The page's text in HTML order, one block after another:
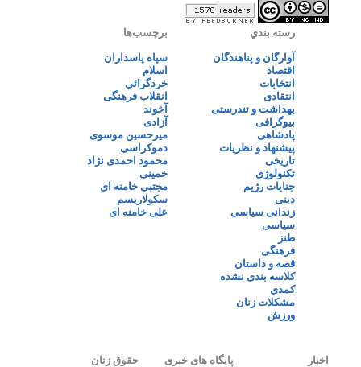
رسته بندي
آوارگان و پناهندگان
اقتصاد
انتخابات
انتقادی
بهداشت و تندرستی
بیوگرافی
پادشاهی
پیشنهاد و نظریات
تاریخی
تکنولوژی
جنایات رژیم
دینی
زندانی سیاسی
سیاسی
طنز
فرهنگی
قصه و داستان
کلاسه بندی نشده
کمدی
مشکلات زنان
ورزش
برچسب‌ها
سپاه پاسداران
اسلام
خردگرائی
انقلاب فرهنگی
آخوند
آزادی
میرحسین موسوی
دموکراسی
محمود احمدی نژاد
خمینی
مجتبی خامنه ای
سکولاریسم
علی خامنه ای
اخبار پایگاه های خبری حقوق زنان